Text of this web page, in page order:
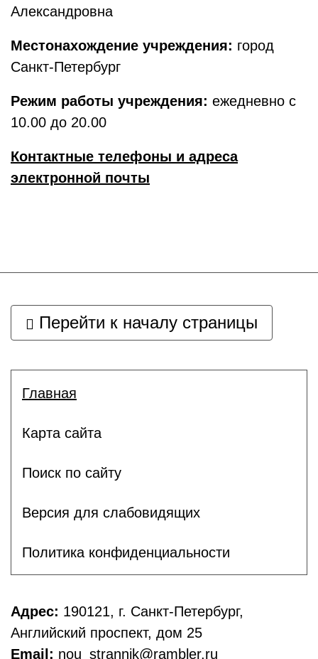
Александровна
Местонахождение учреждения: город
Санкт-Петербург
Режим работы учреждения: ежедневно с
10.00 до 20.00
Контактные телефоны и адреса
электронной почты
Перейти к началу страницы
Главная
Карта сайта
Поиск по сайту
Версия для слабовидящих
Политика конфиденциальности
Адрес: 190121, г. Санкт-Петербург,
Английский проспект, дом 25
Email: nou_strannik@rambler.ru